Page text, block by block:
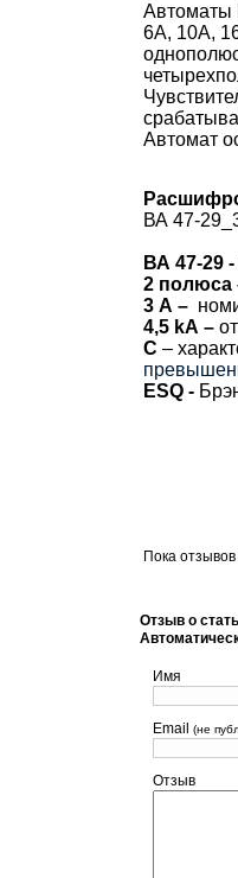
Автоматы
6А, 10А,
Автомат
ВА 47-
ВА 47-29 -
2 полюса
3 A –
4,5 kA –
С –
ESQ-
Пока отзывов
Отзыв о
Имя
Email (не
Отзыв